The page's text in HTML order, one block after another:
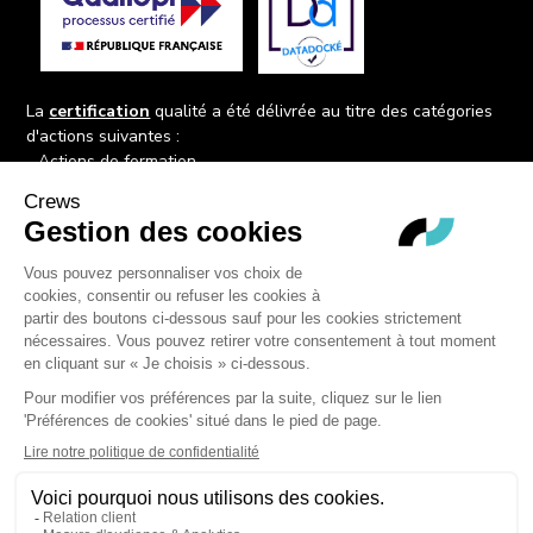
services opérationnels concernés, des décisions rapides et durables en
fonction des résultats de chacune des campagnes menées.
- Réaliser les ajustements nécessaires en vérifiant les impacts des
campagnes menées au regard des objectifs fixés pour optimiser les
résultats de façon responsable.
choisissant, avec les parties pluridisciplinaires concernées (web,
informatique, marketing, etc.), le logiciel adapté (Trello, Monday, Drive,
etc.) pour organiser, suivre et optimiser la réalisation des tâches durant
le projet de marketing digital et e-commerce.
- Mettre en place un outil d’amélioration continue (ticketing) de
l’expérience client en utilisant un moyen s’adaptant aux personnes en
situation de handicap pour que les parties prenantes remontent les
dysfonctionnements et incidents aux équipes techniques.
- Élaborer un reporting écrit et oral adapté à tous les publics,
outils de bureautique, un tableur et/ou un outil de reporting spécifique
(HubSpot, Google Sheet, etc.) pour présenter les résultats de la
La certification qualité a été délivrée au titre des catégories
d'actions suivantes :
- Actions de formation,
Crews Education
Organisme de formation et centre de formation d'apprentis
Hub Chambéry
3 rue Lac du Mont Cenis, BP 70408, 73370 Le Bourget
du Lac
Hub Montpellier
Cedex 2